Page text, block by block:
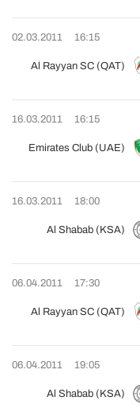
02.03.2011 16:15
Al Rayyan SC (QAT)
16.03.2011 16:15
Emirates Club (UAE)
16.03.2011 18:00
Al Shabab (KSA)
06.04.2011 17:30
Al Rayyan SC (QAT)
06.04.2011 19:05
Al Shabab (KSA)